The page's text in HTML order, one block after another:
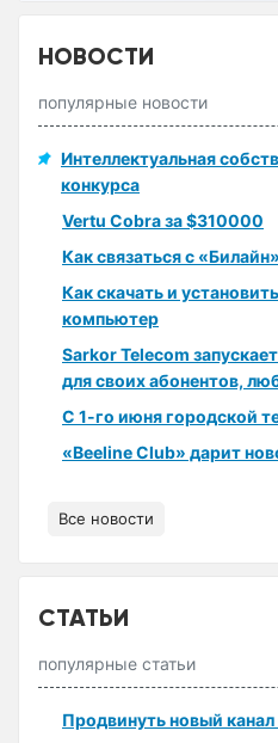
НОВОСТИ
популярные новости
Интеллектуальная
конкурса
Vertu Cobra за $310000
Как связаться с
Как скачать и
компьютер
Sarkor Telecom
для своих абонентов,
С 1-го июня городской
«Beeline Club» дарит
Все новости
СТАТЬИ
популярные статьи
Продвинуть новый